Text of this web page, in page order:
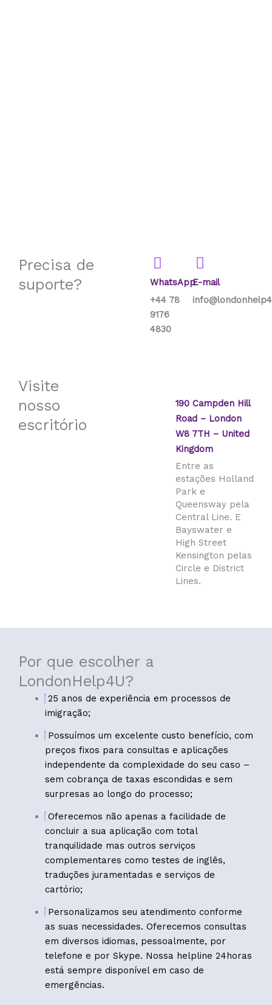
Precisa de
suporte?
WhatsApp
+44 78
9176
4830
E-mail
Visite
nosso
escritório
190 Campden Hill
Road – London
W8 7TH – United
Kingdom
Entre as
estações Holland
Park e
Queensway pela
Central Line. E
Bayswater e
High Street
Kensington pelas
Circle e District
Lines.
Por que escolher a
LondonHelp4U?
25 anos de experiência em processos de
imigração;
Possuímos um excelente custo benefício, com
preços fixos para consultas e aplicações
independente da complexidade do seu caso –
sem cobrança de taxas escondidas e sem
surpresas ao longo do processo;
Oferecemos não apenas a facilidade de
concluir a sua aplicação com total
tranquilidade mas outros serviços
complementares como testes de inglês,
traduções juramentadas e serviços de
cartório;
Personalizamos seu atendimento conforme
as suas necessidades. Oferecemos consultas
em diversos idiomas, pessoalmente, por
telefone e por Skype. Nossa helpline 24horas
está sempre disponível em caso de
emergências.